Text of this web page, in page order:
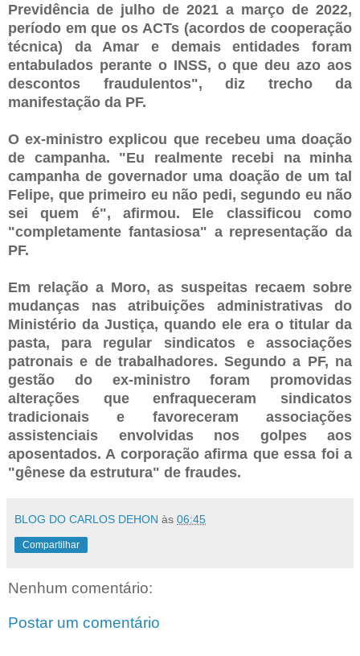
Previdência de julho de 2021 a março de 2022,
período em que os ACTs (acordos de cooperação
técnica) da Amar e demais entidades foram
entabulados perante o INSS, o que deu azo aos
descontos fraudulentos", diz trecho da
manifestação da PF.
O ex-ministro explicou que recebeu uma doação
de campanha. "Eu realmente recebi na minha
campanha de governador uma doação de um tal
Felipe, que primeiro eu não pedi, segundo eu não
sei quem é", afirmou. Ele classificou como
"completamente fantasiosa" a representação da
PF.
Em relação a Moro, as suspeitas recaem sobre
mudanças nas atribuições administrativas do
Ministério da Justiça, quando ele era o titular da
pasta, para regular sindicatos e associações
patronais e de trabalhadores. Segundo a PF, na
gestão do ex-ministro foram promovidas
alterações que enfraqueceram sindicatos
tradicionais e favoreceram associações
assistenciais envolvidas nos golpes aos
aposentados. A corporação afirma que essa foi a
"gênese da estrutura" de fraudes.
BLOG DO CARLOS DEHON às 06:45
Compartilhar
Nenhum comentário:
Postar um comentário